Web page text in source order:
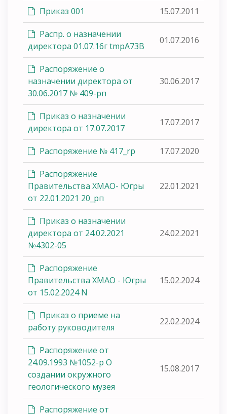
Приказ 001 15.07.2011
Распр. о назначении
директора 01.07.16г tmpA73B
01.07.2016
Распоряжение о
назначении директора от
30.06.2017 № 409-рп
30.06.2017
Приказ о назначении
директора от 17.07.2017
17.07.2017
Распоряжение № 417_rp 17.07.2020
Распоряжение
Правительства ХМАО- Югры
от 22.01.2021 20_рп
22.01.2021
Приказ о назначении
директора от 24.02.2021
№4302-05
24.02.2021
Распоряжение
Правительства ХМАО - Югры
от 15.02.2024 N
15.02.2024
Приказ о приеме на
работу руководителя
22.02.2024
Распоряжение от
24.09.1993 №1052-р О
создании окружного
геологического музея
15.08.2017
Распоряжение от